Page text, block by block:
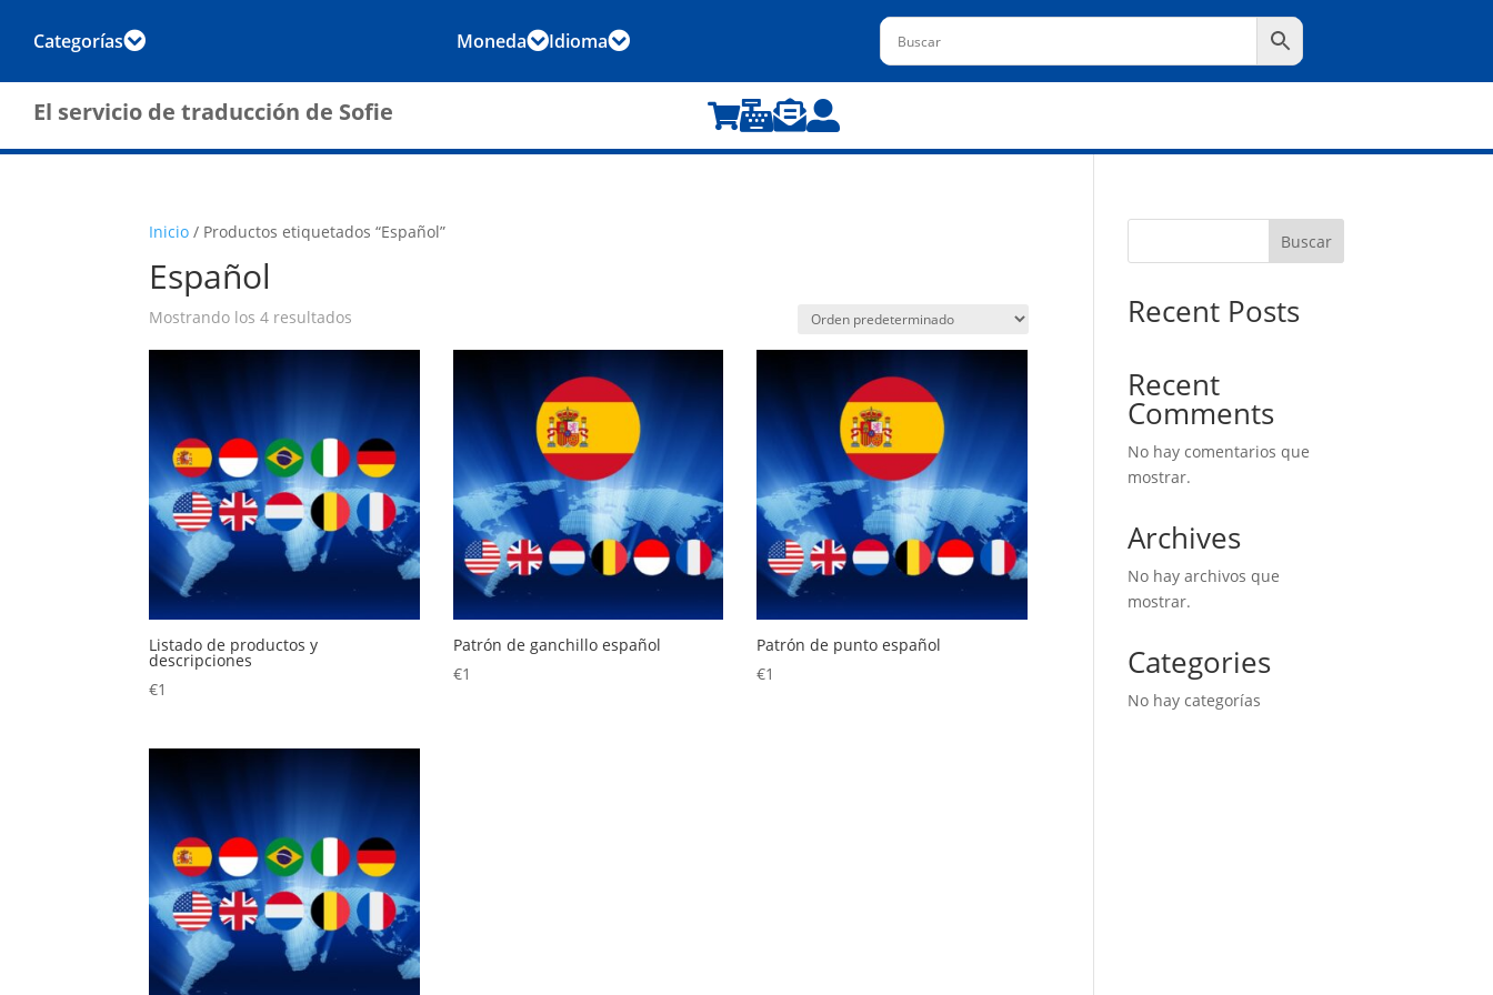
Categorías MonedaIdioma
El servicio de traducción de Sofie 
Inicio / Productos etiquetados “Español”
Español
Mostrando los 4 resultados
Listado de productos y
descripciones
€1
Patrón de ganchillo español
€1
Patrón de punto español
€1
Buscar
Recent Posts
Recent
Comments
No hay comentarios que
mostrar.
Archives
No hay archivos que
mostrar.
Categories
No hay categorías